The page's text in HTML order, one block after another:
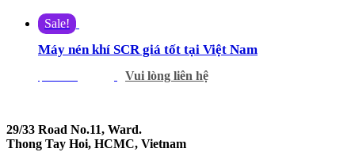
Sale!
Máy nén khí SCR giá tốt tại Việt Nam
Vui lòng liên hệ
29/33 Road No.11, Ward.
Thong Tay Hoi, HCMC, Vietnam